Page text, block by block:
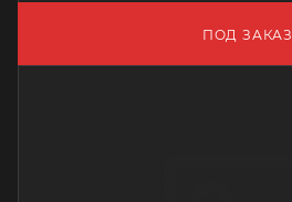
ПОД ЗАКАЗ